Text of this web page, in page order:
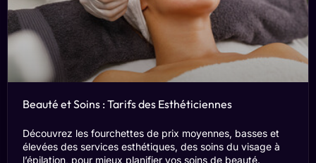
Beauté et Soins : Tarifs des Esthéticiennes
Découvrez les fourchettes de prix moyennes, basses et
élevées des services esthétiques, des soins du visage à
l’épilation, pour mieux planifier vos soins de beauté.